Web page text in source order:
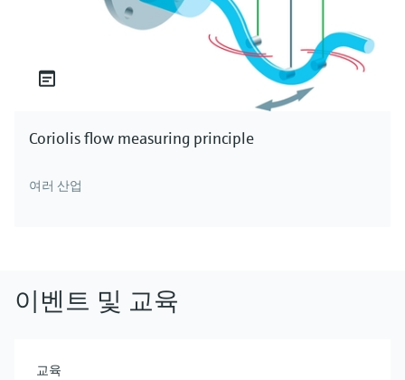
Coriolis flow measuring principle
여러 산업
이벤트 및 교육
교육